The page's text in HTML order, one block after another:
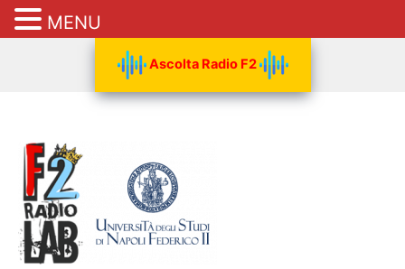
Ascolta Radio F2
MENU